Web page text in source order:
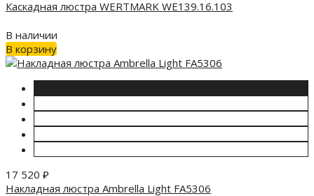
Каскадная люстра WERTMARK WE139.16.103
В наличии
В корзину
17 520 ₽
Накладная люстра Ambrella Light FA5306